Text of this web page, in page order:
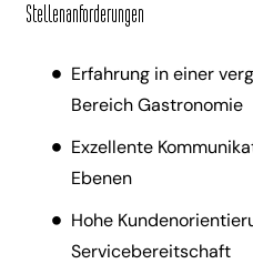
Stellenanforderungen
Erfahrung in einer
Bereich Gastronomie
Exzellente
Ebenen
Hohe
Servicebereitschaft